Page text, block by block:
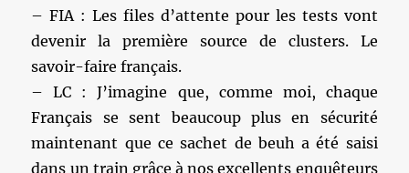
– FIA : Les files d’attente pour les tests vont
devenir la première source de clusters. Le
savoir-faire français.
– LC : J’imagine que, comme moi, chaque
Français se sent beaucoup plus en sécurité
maintenant que ce sachet de beuh a été saisi
dans un train grâce à nos excellents enquêteurs